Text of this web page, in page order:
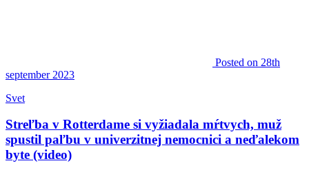
Posted on 28th
september 2023
Svet
Streľba v Rotterdame si vyžiadala mŕtvych, muž
spustil paľbu v univerzitnej nemocnici a neďalekom
byte (video)